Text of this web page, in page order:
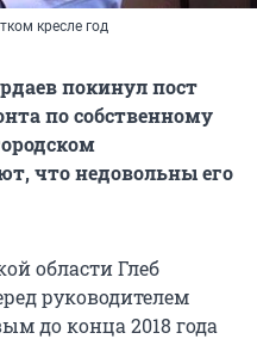
кресле год
покинул пост
по собственному
что недовольны его
области Глеб
руководителем
до конца 2018 года